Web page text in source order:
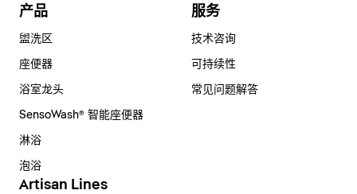
产品
盥洗区
座便器
浴室龙头
SensoWash® 智能座便器
淋浴
泡浴
服务
技术咨询
可持续性
常见问题解答
Artisan Lines